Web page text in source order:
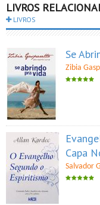
LIVROS
LIVROS
Se
Zibia
Capa
Salvador